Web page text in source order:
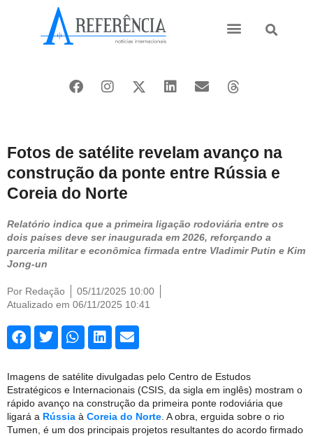
Fotos de satélite revelam avanço na
construção da ponte entre Rússia e
Coreia do Norte
Relatório indica que a primeira ligação rodoviária entre os
dois países deve ser inaugurada em 2026, reforçando a
parceria militar e econômica firmada entre Vladimir Putin e Kim
Jong-un
Por Redação
05/11/2025 10:00
Atualizado em 06/11/2025 10:41
Imagens de satélite divulgadas pelo Centro de Estudos
Estratégicos e Internacionais (CSIS, da sigla em inglês) mostram o
rápido avanço na construção da primeira ponte rodoviária que
ligará a Rússia à Coreia do Norte . A obra, erguida sobre o rio
Tumen, é um dos principais projetos resultantes do acordo firmado